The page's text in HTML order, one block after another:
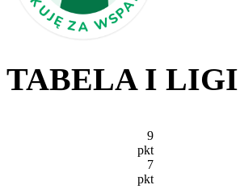
TABELA I LIGI
9
pkt
7
pkt